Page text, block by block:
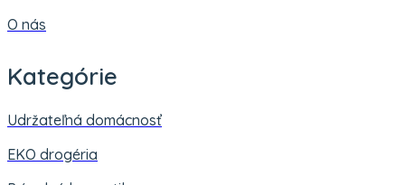
O nás
Kategórie
Udržateľná domácnosť
EKO drogéria